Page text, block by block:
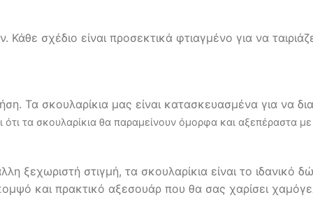
Κάθε σχέδιο είναι προσεκτικά φτιαγμένο για να
Τα σκουλαρίκια μας είναι κατασκευασμένα για να
ότι τα σκουλαρίκια θα παραμείνουν όμορφα και αξεπέραστα
ξεχωριστή στιγμή, τα σκουλαρίκια είναι το
και πρακτικό αξεσουάρ που θα σας χαρίσει